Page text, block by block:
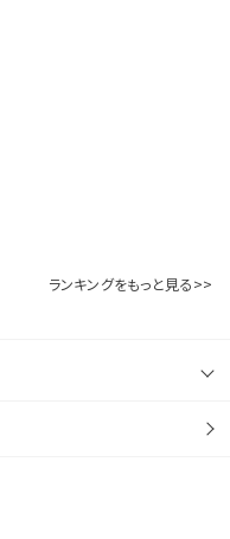
ランキングをもっと見る>>